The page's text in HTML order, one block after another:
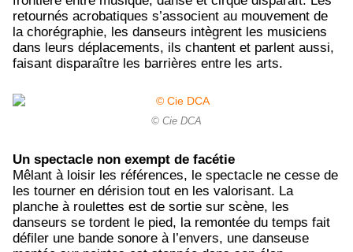
retournés acrobatiques s’associent au mouvement de
la chorégraphie, les danseurs intègrent les musiciens
dans leurs déplacements, ils chantent et parlent aussi,
faisant disparaître les barrières entre les arts.
© Cie DCA
Un spectacle non exempt de facétie
Mêlant à loisir les références, le spectacle ne cesse de
les tourner en dérision tout en les valorisant. La
planche à roulettes est de sortie sur scène, les
danseurs se tordent le pied, la remontée du temps fait
défiler une bande sonore à l’envers, une danseuse